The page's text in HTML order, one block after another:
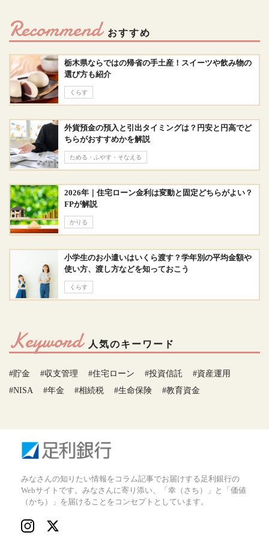
Recommend おすすめ
栃木県ならではの帰省の手土産！スイーツや飲み物の
選び方も紹介
くらす
外貨預金の預入と引出タイミングは？円安と円高でど
ちらがおすすめかを解説
ためる・ふやす・そなえる
2026年｜住宅ローン金利は変動と固定どちらがよい？
FPが解説
かりる
小学生のお小遣いはいくら渡す？学年別の平均金額や
使い方、渡し方などを知っておこう
くらす
Keyword 人気のキーワード
#貯金 #収支管理 #住宅ローン #投資信託
#資産運用
#NISA
#年金 #相続税 #生命保険 #教育資金
みなさんの知りたい情報をコラム記事でお届けする足利銀行の
Webサイトです。みなさんに寄り添い、「幸（さち）」と「価値
（かち）」を届けることをコンセプトとしています。